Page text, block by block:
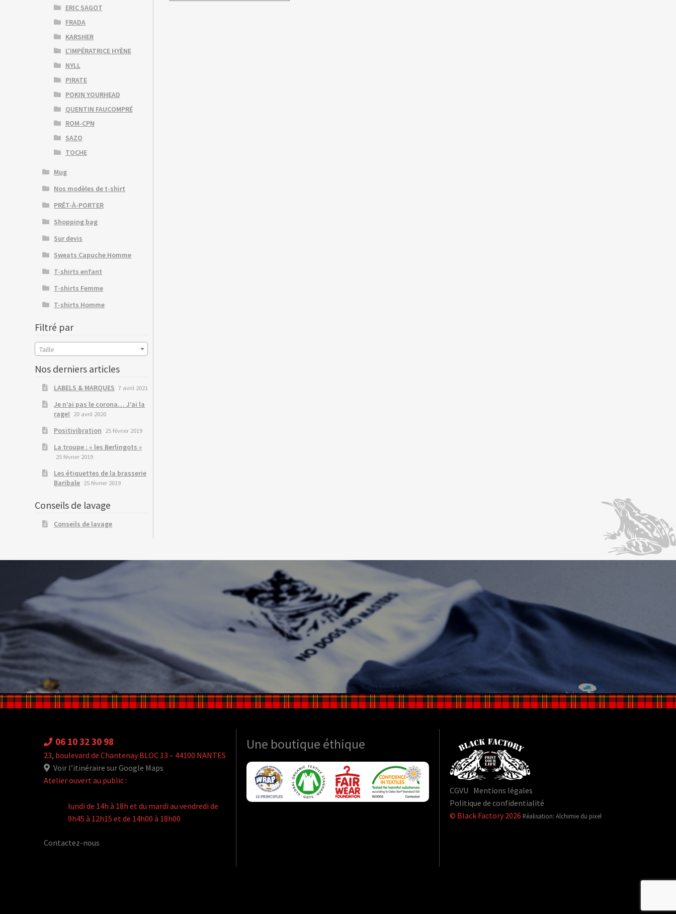
ERIC SAGOT
FRADA
KARSHER
L'IMPÉRATRICE HYÈNE
NYLL
PIRATE
POKIN YOURHEAD
QUENTIN FAUCOMPRÉ
ROM-CPN
SAZO
TOCHE
Mug
Nos modèles de t-shirt
PRÊT-À-PORTER
Shopping bag
Sur devis
Sweats Capuche Homme
T-shirts enfant
T-shirts Femme
T-shirts Homme
Filtré par
Taille
Nos derniers articles
LABELS & MARQUES 7 avril 2021
Je n’ai pas le corona… J’ai la
rage! 20 avril 2020
Positivibration 25 février 2019
La troupe : « les Berlingots »
25 février 2019
Les étiquettes de la brasserie
Baribale 25 février 2019
Conseils de lavage
Conseils de lavage
06 10 32 30 98
23, boulevard de Chantenay BLOC 13 – 44100 NANTES
Voir l’itinéraire sur Google Maps
Atelier ouvert au public :
lundi de 14h à 18h et du mardi au vendredi de
9h45 à 12h15 et de 14h00 à 18h00
Contactez-nous
Une boutique éthique
CGVU Mentions légales
Politique de confidentialité
© Black Factory 2026 Réalisation: Alchimie du pixel